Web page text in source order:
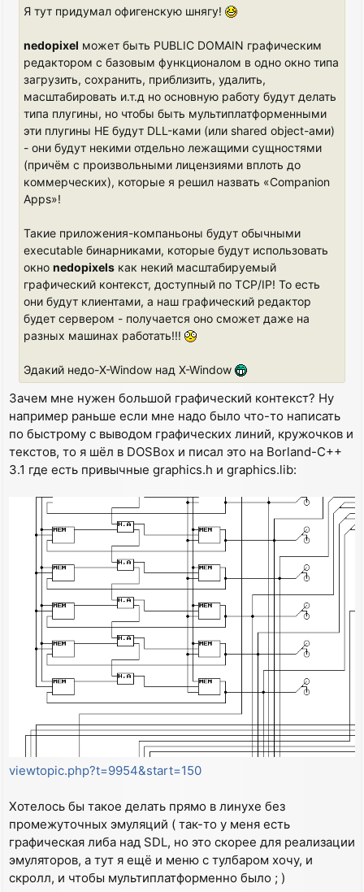
Я тут придумал офигенскую шнягу!
nedopixel может быть PUBLIC DOMAIN графическим
редактором с базовым функционалом в одно окно типа
загрузить, сохранить, приблизить, удалить,
масштабировать и.т.д но основную работу будут делать
типа плугины, но чтобы быть мультиплатформенными
эти плугины НЕ будут DLL-ками (или shared object-ами)
- они будут некими отдельно лежащими сущностями
(причём с произвольными лицензиями вплоть до
коммерческих), которые я решил назвать «Companion
Apps»!
Такие приложения-компаньоны будут обычными
executable бинарниками, которые будут использовать
окно nedopixels как некий масштабируемый
графический контекст, доступный по TCP/IP! То есть
они будут клиентами, а наш графический редактор
будет сервером - получается оно сможет даже на
разных машинах работать!!!
Эдакий недо-X-Window над X-Window
Зачем мне нужен большой графический контекст? Ну
например раньше если мне надо было что-то написать
по быстрому с выводом графических линий, кружочков и
текстов, то я шёл в DOSBox и писал это на Borland-C++
3.1 где есть привычные graphics.h и graphics.lib:
viewtopic.php?t=9954&start=150
Хотелось бы такое делать прямо в линухе без
промежуточных эмуляций ( так-то у меня есть
графическая либа над SDL, но это скорее для реализации
эмуляторов, а тут я ещё и меню с тулбаром хочу, и
скролл, и чтобы мультиплатформенно было ; )